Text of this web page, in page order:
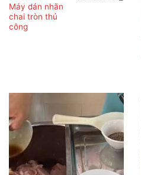
Máy dán nhãn
chai tròn thủ
công